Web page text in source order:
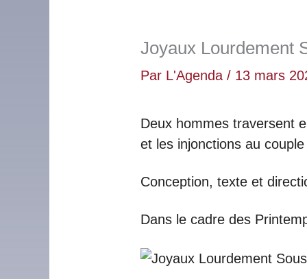
Joyaux Lourdement
Par L'Agenda/ 13 mars
Deux hommes traversent
et les injonctions au
Conception, texte et
Dans le cadre des